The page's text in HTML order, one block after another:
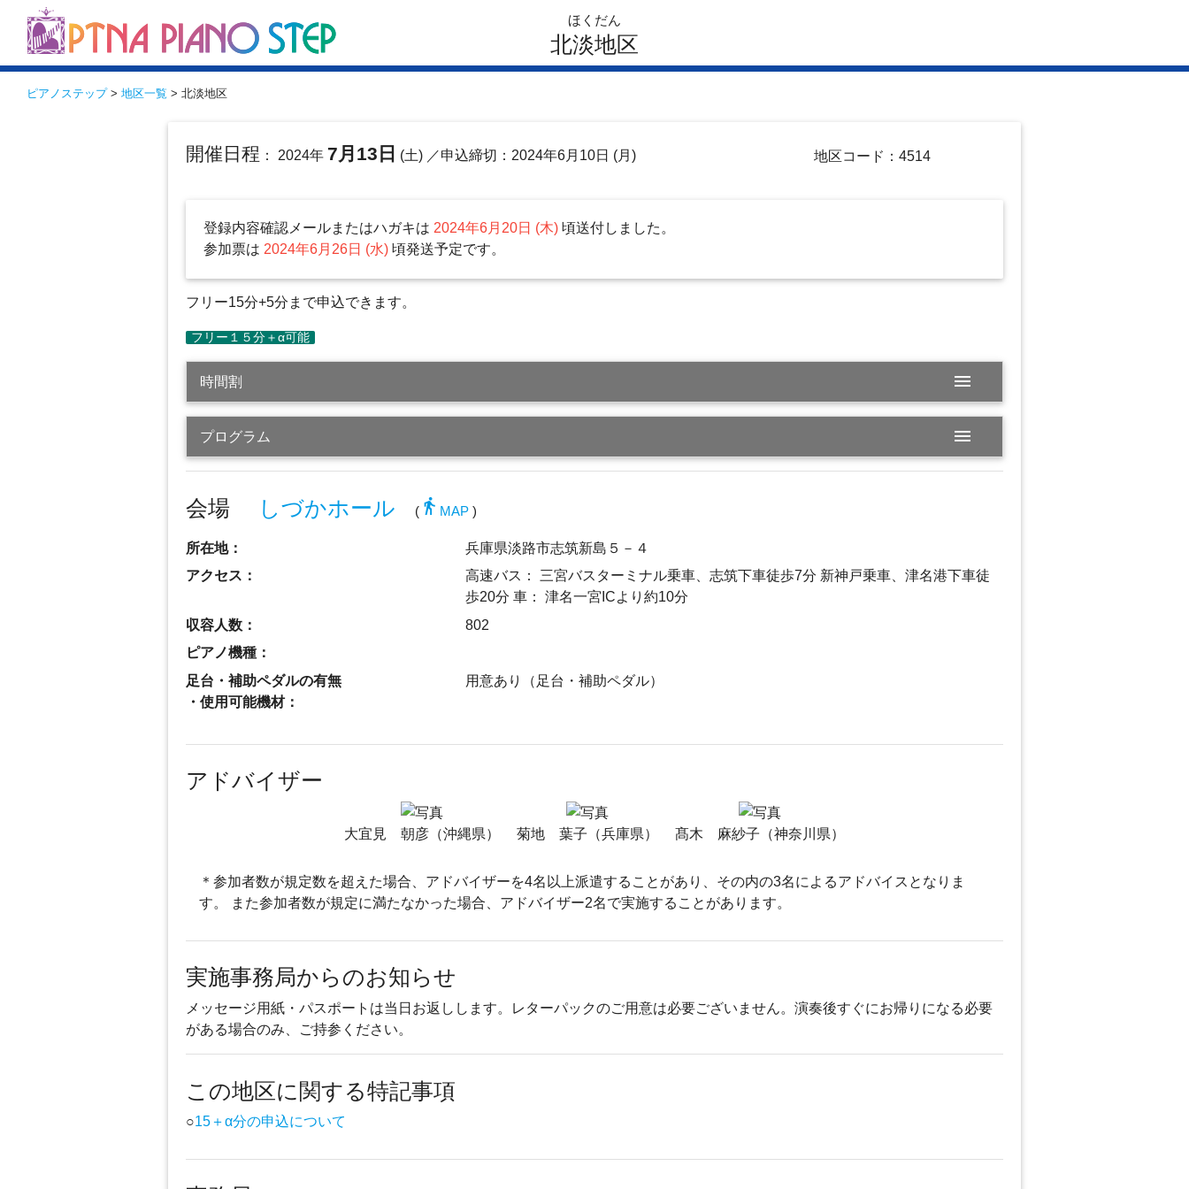
ほくだん
北淡地区
ピアノステップ> 地区一覧 > 北淡地区
開催日程 ： 2024年 7月13日 (土) ／申込締切：2024年6月10日 (月) 地区コード：4514
登録内容確認メールまたはハガキは 2024年6月20日 (木)頃送付しました。
参加票は 2024年6月26日 (水)頃発送予定です。
フリー15分+5分まで申込できます。
時間割 menu
プログラム menu
会場 しづかホール ( directions_walk MAP )
所在地：
兵庫県淡路市志筑新島５－４
アクセス：
高速バス： 三宮バスターミナル乗車、志筑下車徒歩7分 新神戸乗車、津名港下車徒
歩20分 車： 津名一宮ICより約10分
収容人数：
802
ピアノ機種：
足台・補助ペダルの有無
・使用可能機材：
用意あり（足台・補助ペダル）
アドバイザー
大宜見 朝彦（沖縄県） 菊地 葉子（兵庫県） 髙木 麻紗子（神奈川県）
＊参加者数が規定数を超えた場合、アドバイザーを4名以上派遣することがあり、その内の3名によるアドバイスとなりま
す。 また参加者数が規定に満たなかった場合、アドバイザー2名で実施することがあります。
実施事務局からのお知らせ
メッセージ用紙・パスポートは当日お返しします。レターパックのご用意は必要ございません。演奏後すぐにお帰りになる必要
がある場合のみ、ご持参ください。
この地区に関する特記事項
○15＋α分の申込について